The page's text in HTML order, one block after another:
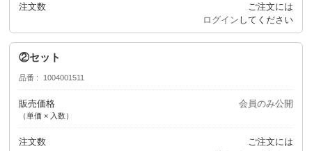
注文数
ご注文には
ログイン してください
②セット
品番 1004001511
販売価格
（単価 × 入数）
会員のみ公開
注文数
ご注文には